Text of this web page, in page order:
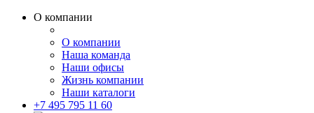
О компании
О компании
Наша команда
Наши офисы
Жизнь компании
Наши каталоги
+7 495 795 11 60